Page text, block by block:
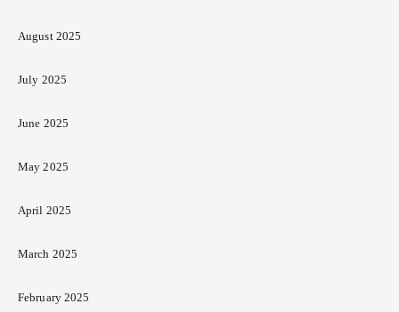
August 2025
July 2025
June 2025
May 2025
April 2025
March 2025
February 2025